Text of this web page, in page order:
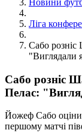
Новини
Ліга
Сабо розніс
"Виглядали
Сабо розніс
Пелас:
Йожеф Сабо
першому матчі